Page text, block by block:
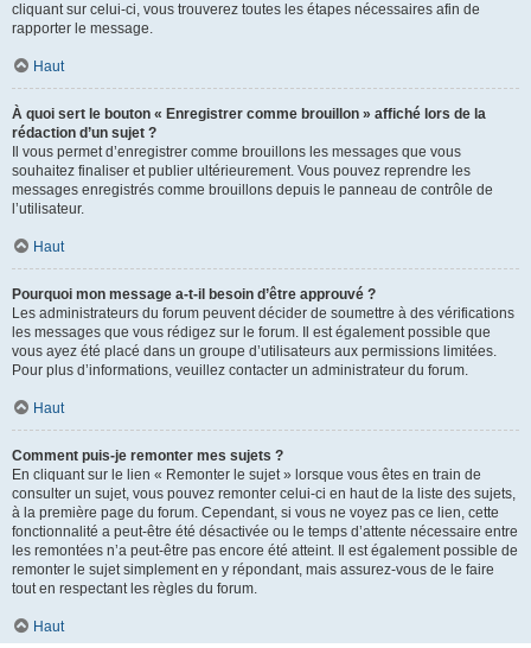
cliquant sur celui-ci, vous trouverez toutes les étapes nécessaires afin de
rapporter le message.
Haut
À quoi sert le bouton « Enregistrer comme brouillon » affiché lors de la
rédaction d’un sujet ?
Il vous permet d’enregistrer comme brouillons les messages que vous
souhaitez finaliser et publier ultérieurement. Vous pouvez reprendre les
messages enregistrés comme brouillons depuis le panneau de contrôle de
l’utilisateur.
Haut
Pourquoi mon message a-t-il besoin d’être approuvé ?
Les administrateurs du forum peuvent décider de soumettre à des vérifications
les messages que vous rédigez sur le forum. Il est également possible que
vous ayez été placé dans un groupe d’utilisateurs aux permissions limitées.
Pour plus d’informations, veuillez contacter un administrateur du forum.
Haut
Comment puis-je remonter mes sujets ?
En cliquant sur le lien « Remonter le sujet » lorsque vous êtes en train de
consulter un sujet, vous pouvez remonter celui-ci en haut de la liste des sujets,
à la première page du forum. Cependant, si vous ne voyez pas ce lien, cette
fonctionnalité a peut-être été désactivée ou le temps d’attente nécessaire entre
les remontées n’a peut-être pas encore été atteint. Il est également possible de
remonter le sujet simplement en y répondant, mais assurez-vous de le faire
tout en respectant les règles du forum.
Haut